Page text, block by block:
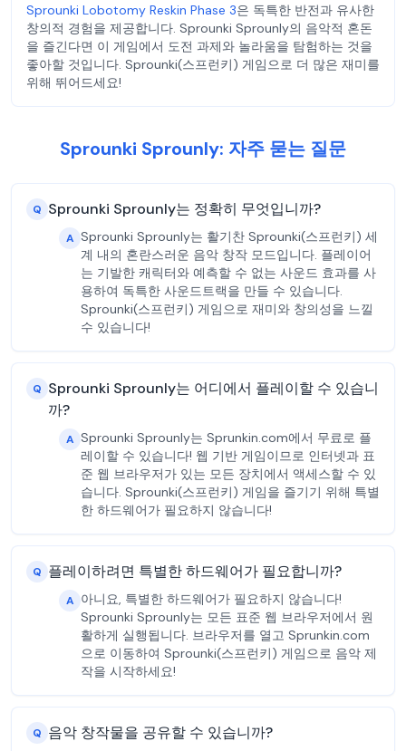
Sprounki Lobotomy Reskin Phase 3은 독특한 반전과 유사한
창의적 경험을 제공합니다. Sprounki Sprounly의 음악적 혼돈
을 즐긴다면 이 게임에서 도전 과제와 놀라움을 탐험하는 것을
좋아할 것입니다. Sprounki(스프런키) 게임으로 더 많은 재미를
위해 뛰어드세요!
Sprounki Sprounly: 자주 묻는 질문
Q Sprounki Sprounly는 정확히 무엇입니까?
A Sprounki Sprounly는 활기찬 Sprounki(스프런키) 세
계 내의 혼란스러운 음악 창작 모드입니다. 플레이어
는 기발한 캐릭터와 예측할 수 없는 사운드 효과를 사
용하여 독특한 사운드트랙을 만들 수 있습니다.
Sprounki(스프런키) 게임으로 재미와 창의성을 느낄
수 있습니다!
Q Sprounki Sprounly는 어디에서 플레이할 수 있습니
까?
A Sprounki Sprounly는 Sprunkin.com에서 무료로 플
레이할 수 있습니다! 웹 기반 게임이므로 인터넷과 표
준 웹 브라우저가 있는 모든 장치에서 액세스할 수 있
습니다. Sprounki(스프런키) 게임을 즐기기 위해 특별
한 하드웨어가 필요하지 않습니다!
Q 플레이하려면 특별한 하드웨어가 필요합니까?
A 아니요, 특별한 하드웨어가 필요하지 않습니다!
Sprounki Sprounly는 모든 표준 웹 브라우저에서 원
활하게 실행됩니다. 브라우저를 열고 Sprunkin.com
으로 이동하여 Sprounki(스프런키) 게임으로 음악 제
작을 시작하세요!
Q 음악 창작물을 공유할 수 있습니까?